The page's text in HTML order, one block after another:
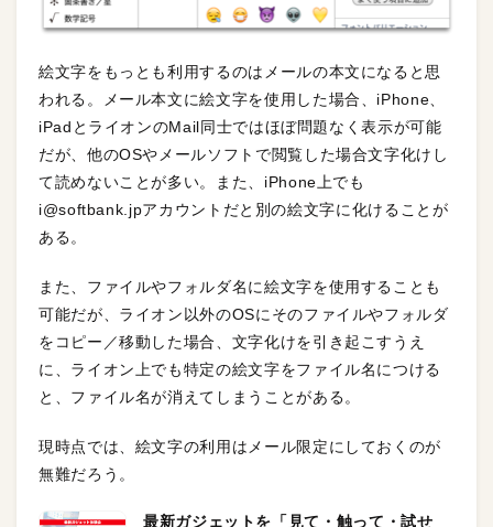
絵文字をもっとも利用するのはメールの本文になると思
われる。メール本文に絵文字を使用した場合、iPhone、
iPadとライオンのMail同士ではほぼ問題なく表示が可能
だが、他のOSやメールソフトで閲覧した場合文字化けし
て読めないことが多い。また、iPhone上でも
i@softbank.jpアカウントだと別の絵文字に化けることが
ある。
また、ファイルやフォルダ名に絵文字を使用することも
可能だが、ライオン以外のOSにそのファイルやフォルダ
をコピー／移動した場合、文字化けを引き起こすうえ
に、ライオン上でも特定の絵文字をファイル名につける
と、ファイル名が消えてしまうことがある。
現時点では、絵文字の利用はメール限定にしておくのが
無難だろう。
最新ガジェットを「見て・触って・試せ